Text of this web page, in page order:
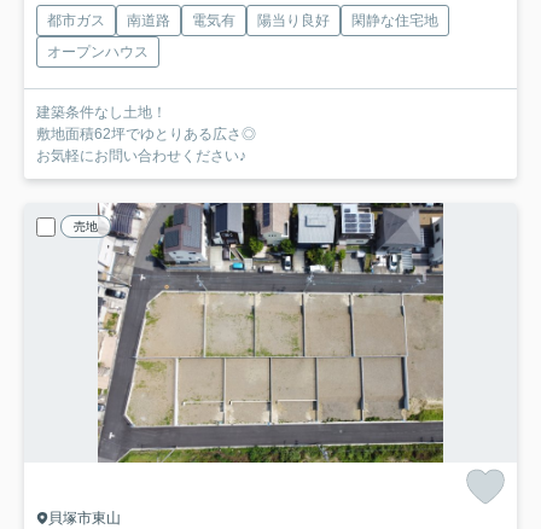
都市ガス 南道路 電気有 陽当り良好
閑静な住宅地
オープンハウス
建築条件なし土地！
敷地面積62坪でゆとりある広さ◎
お気軽にお問い合わせください♪
売地
貝塚市東山